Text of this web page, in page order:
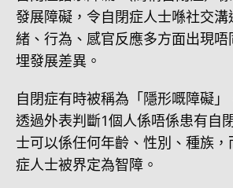
發展障礙，令自閉症人士喺社交
緒、行為、感官反應多方面出現
埋發展差異。
自閉症有時被稱為「隱形嘅障礙
透過外表判斷1個人係唔係患有自
士可以係任何年齡、性別、種族
症人士被界定為智障。